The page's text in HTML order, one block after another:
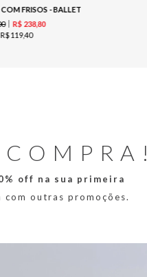
FRISOS - BALLET
R$ 238,80
R$119,40
off na sua primeira
outras promoções.